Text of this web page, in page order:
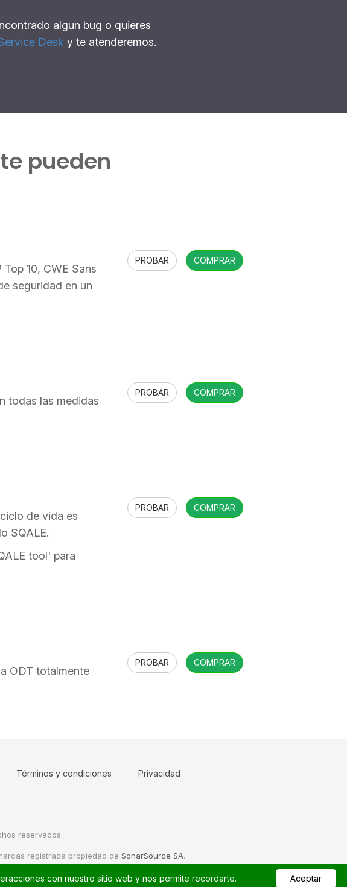
algun bug o quieres
Desk y te atenderemos.
pueden
10, CWE Sans
seguridad en un
PROBAR COMPRAR
todas las medidas
PROBAR COMPRAR
de vida es
SQALE.
tool' para
PROBAR COMPRAR
ODT totalmente
PROBAR COMPRAR
Términos y condiciones Privacidad
reservados.
registrada propiedad de SonarSource SA.
Aceptar
con nuestro sitio web y nos permite recordarte.